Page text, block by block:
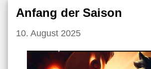
Anfang der Saison
10. August 2025